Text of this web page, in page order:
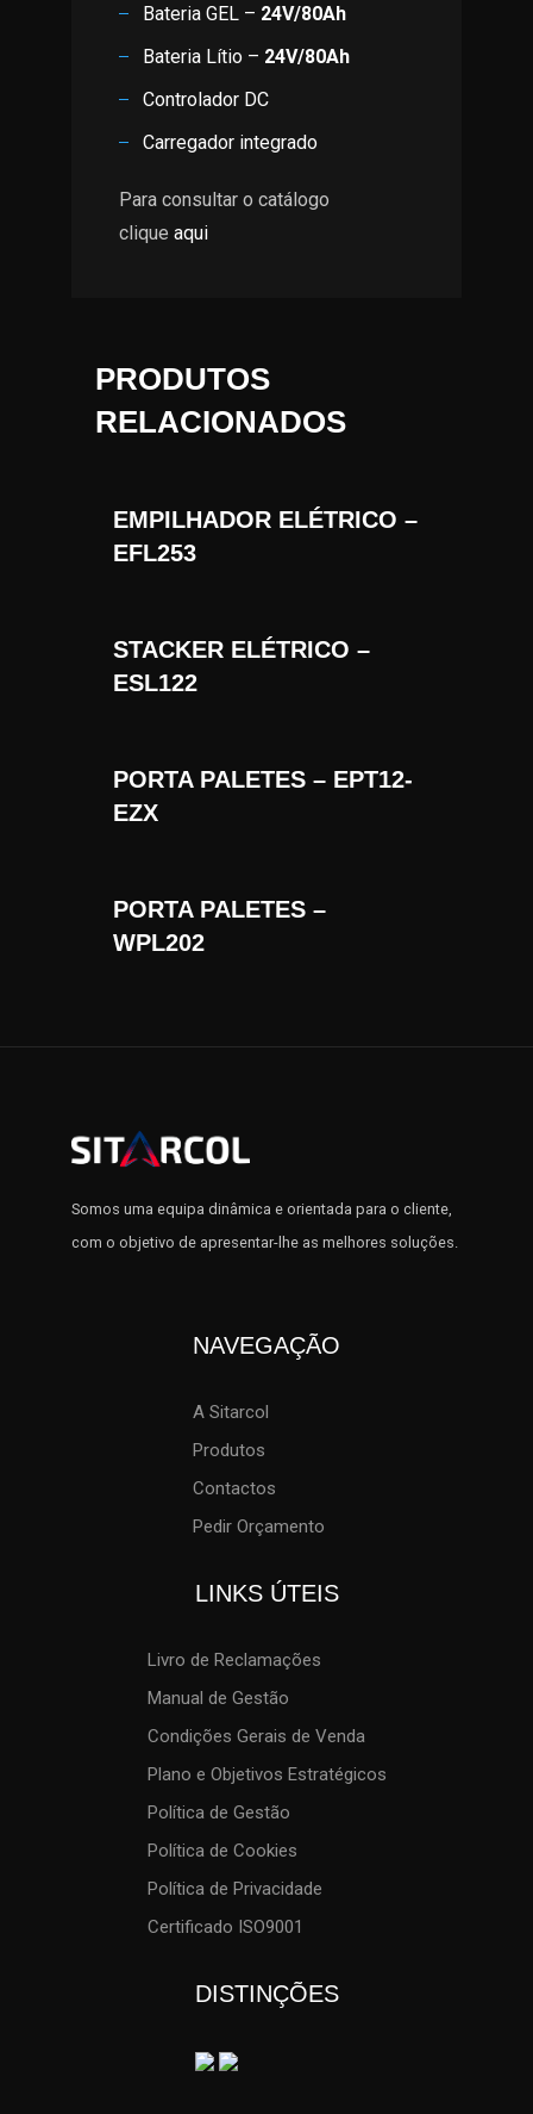
Bateria GEL – 24V/80Ah
Bateria Lítio – 24V/80Ah
Controlador DC
Carregador integrado
Para consultar o catálogo
clique aqui
PRODUTOS
RELACIONADOS
EMPILHADOR ELÉTRICO –
EFL253
STACKER ELÉTRICO –
ESL122
PORTA PALETES – EPT12-
EZX
PORTA PALETES –
WPL202
Somos uma equipa dinâmica e orientada para o cliente,
com o objetivo de apresentar-lhe as melhores soluções.
NAVEGAÇÃO
A Sitarcol
Produtos
Contactos
Pedir Orçamento
LINKS ÚTEIS
Livro de Reclamações
Manual de Gestão
Condições Gerais de Venda
Plano e Objetivos Estratégicos
Política de Gestão
Política de Cookies
Política de Privacidade
Certificado ISO9001
DISTINÇÕES